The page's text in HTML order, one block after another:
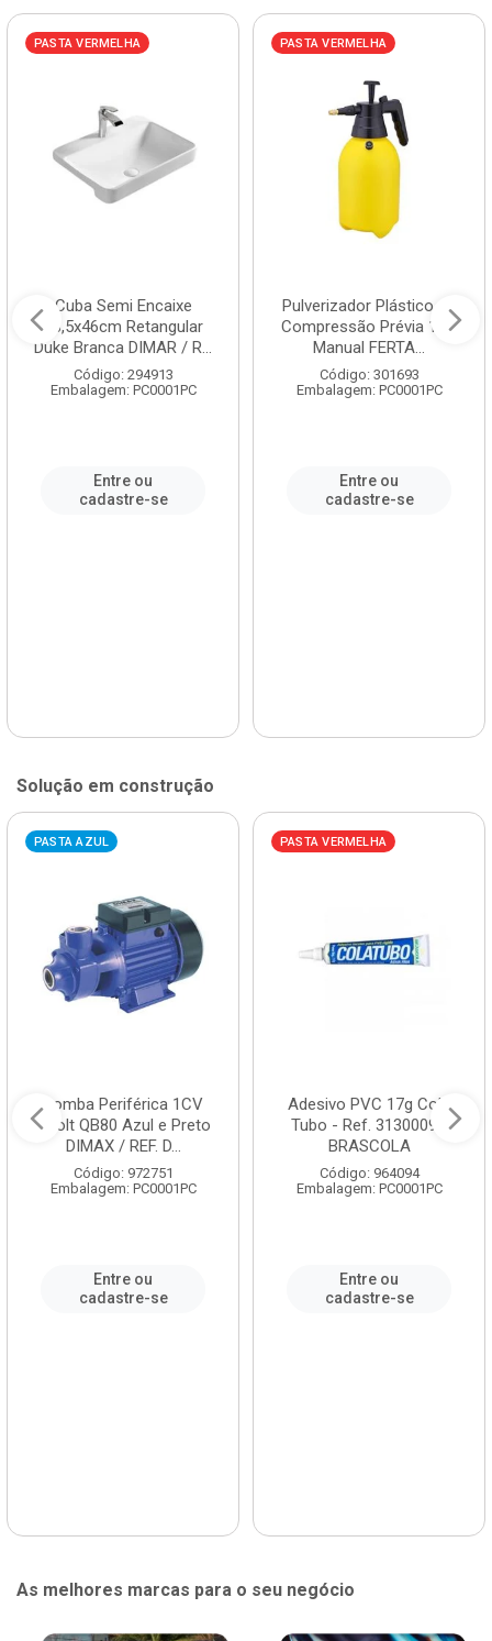
PASTA VERMELHA
Cuba Semi Encaixe
58,5x46cm Retangular
Duke Branca DIMAR / R...
Código: 294913
Embalagem: PC0001PC
Entre ou
cadastre-se
PASTA VERMELHA
Pulverizador Plástico de
Compressão Prévia 1,5L
Manual FERTA...
Código: 301693
Embalagem: PC0001PC
Entre ou
cadastre-se
Solução em construção
PASTA AZUL
Bomba Periférica 1CV
Bivolt QB80 Azul e Preto
DIMAX / REF. D...
Código: 972751
Embalagem: PC0001PC
Entre ou
cadastre-se
PASTA VERMELHA
Adesivo PVC 17g Cola
Tubo - Ref. 3130009 -
BRASCOLA
Código: 964094
Embalagem: PC0001PC
Entre ou
cadastre-se
As melhores marcas para o seu negócio